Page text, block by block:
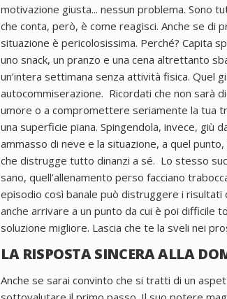
motivazione giusta... nessun problema. Sono
che conta, però, è come reagisci. Anche se di
situazione è pericolosissima. Perché? Capita
uno snack, un pranzo e una cena altrettanto
un’intera settimana senza attività fisica. Quel
autocommiserazione. Ricordati che non sarà
umore o a compromettere seriamente la tua
una superficie piana. Spingendola, invece, giù
ammasso di neve e la situazione, a quel
che distrugge tutto dinanzi a sé. Lo stesso
sano, quell’allenamento perso facciano
episodio così banale può distruggere i
anche arrivare a un punto da cui è poi difficile
soluzione migliore. Lascia che te la sveli nei
LA RISPOSTA SINCERA ALLA
Anche se sarai convinto che si tratti di un